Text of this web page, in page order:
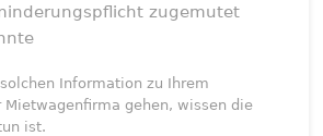
zugemutet
Information zu Ihrem
Mietwagenfirma gehen, wissen die
ist.